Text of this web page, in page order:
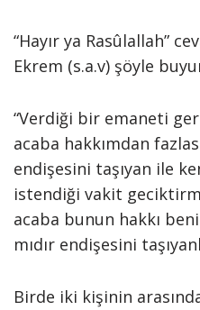
“Hayır ya Rasûlallah”
Ekrem (s.a.v) şöyle
“Verdiği bir emaneti
acaba hakkımdan
endişesini taşıyan ile
istendiği vakit
acaba bunun hakkı
mıdır endişesini
Birde iki kişinin